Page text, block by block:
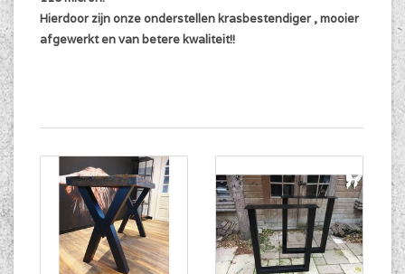
Hierdoor zijn onze onderstellen krasbestendiger , mooier
afgewerkt en van betere kwaliteit!!